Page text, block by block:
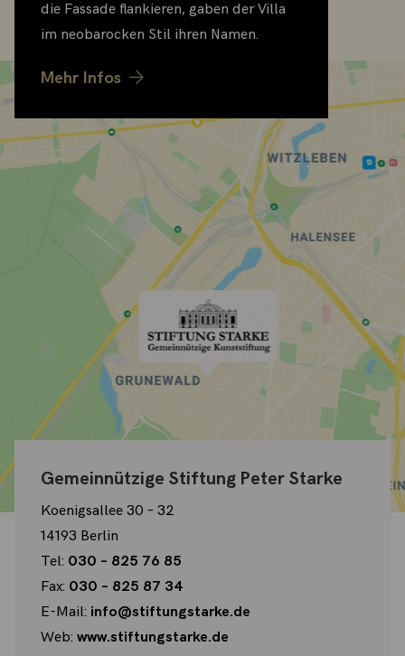
die Fassade flankieren, gaben der Villa
im neobarocken Stil ihren Namen.
Mehr Infos
Gemeinnützige Stiftung Peter Starke
Koenigsallee 30 – 32
14193 Berlin
Tel: 030 – 825 76 85
Fax: 030 – 825 87 34
E-Mail: info@stiftungstarke.de
Web:www.stiftungstarke.de